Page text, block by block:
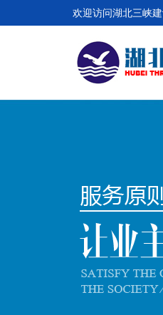
欢迎访问湖北三峡